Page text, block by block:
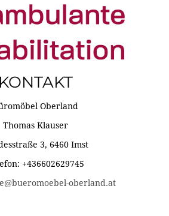
KONTAKT
Oberland
Thomas Klauser
3, 6460 Imst
+436602629745
oberland.at